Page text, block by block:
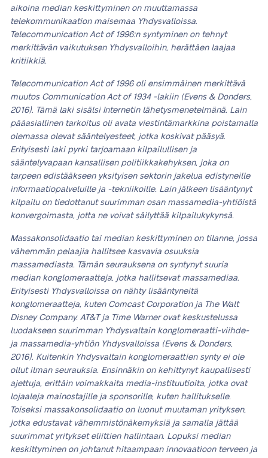
aikoina median keskittyminen on muuttamassa
telekommunikaation maisemaa Yhdysvalloissa.
Telecommunication Act of 1996:n syntyminen on tehnyt
merkittävän vaikutuksen Yhdysvalloihin, herättäen laajaa
kritiikkiä.
Telecommunication Act of 1996 oli ensimmäinen merkittävä
muutos Communication Act of 1934 -lakiin (Evens & Donders,
2016). Tämä laki sisälsi Internetin lähetysmenetelmänä. Lain
pääasiallinen tarkoitus oli avata viestintämarkkina poistamalla
olemassa olevat sääntelyesteet, jotka koskivat pääsyä.
Erityisesti laki pyrki tarjoamaan kilpailullisen ja
sääntelyvapaan kansallisen politiikkakehyksen, joka on
tarpeen edistääkseen yksityisen sektorin jakelua edistyneille
informaatiopalveluille ja -tekniikoille. Lain jälkeen lisääntynyt
kilpailu on tiedottanut suurimman osan massamedia-yhtiöistä
konvergoimasta, jotta ne voivat säilyttää kilpailukykynsä.
Massakonsolidaatio tai median keskittyminen on tilanne, jossa
vähemmän pelaajia hallitsee kasvavia osuuksia
massamediasta. Tämän seurauksena on syntynyt suuria
median konglomeraatteja, jotka hallitsevat massamediaa.
Erityisesti Yhdysvalloissa on nähty lisääntyneitä
konglomeraatteja, kuten Comcast Corporation ja The Walt
Disney Company. AT&T ja Time Warner ovat keskustelussa
luodakseen suurimman Yhdysvaltain konglomeraatti-viihde-
ja massamedia-yhtiön Yhdysvalloissa (Evens & Donders,
2016). Kuitenkin Yhdysvaltain konglomeraattien synty ei ole
ollut ilman seurauksia. Ensinnäkin on kehittynyt kaupallisesti
ajettuja, erittäin voimakkaita media-instituutioita, jotka ovat
lojaaleja mainostajille ja sponsorille, kuten hallitukselle.
Toiseksi massakonsolidaatio on luonut muutaman yrityksen,
jotka edustavat vähemmistönäkemyksiä ja samalla jättää
suurimmat yritykset eliittien hallintaan. Lopuksi median
keskittyminen on johtanut hitaampaan innovaatioon terveen ja